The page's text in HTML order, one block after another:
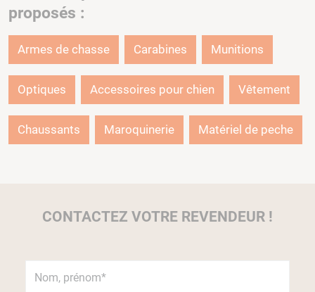
proposés :
Armes de chasse Carabines Munitions
Optiques Accessoires pour chien Vêtement
Chaussants Maroquinerie Matériel de peche
CONTACTEZ VOTRE REVENDEUR !